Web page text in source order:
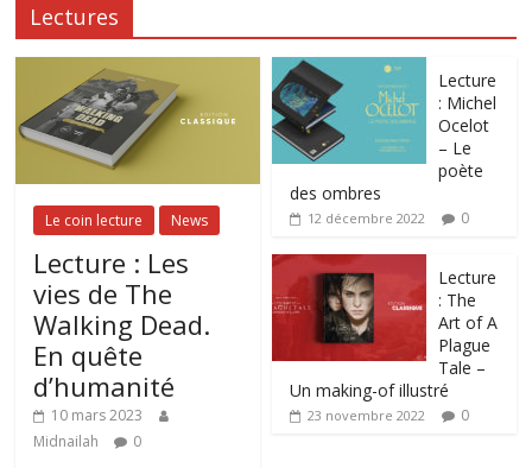
Lectures
Le coin lecture News
Lecture : Les
vies de The
Walking Dead.
En quête
d’humanité
10 mars 2023
Midnailah
0
Lecture
: Michel
Ocelot
– Le
poète
des ombres
12 décembre 2022 0
Lecture
: The
Art of A
Plague
Tale –
Un making-of illustré
23 novembre 2022 0